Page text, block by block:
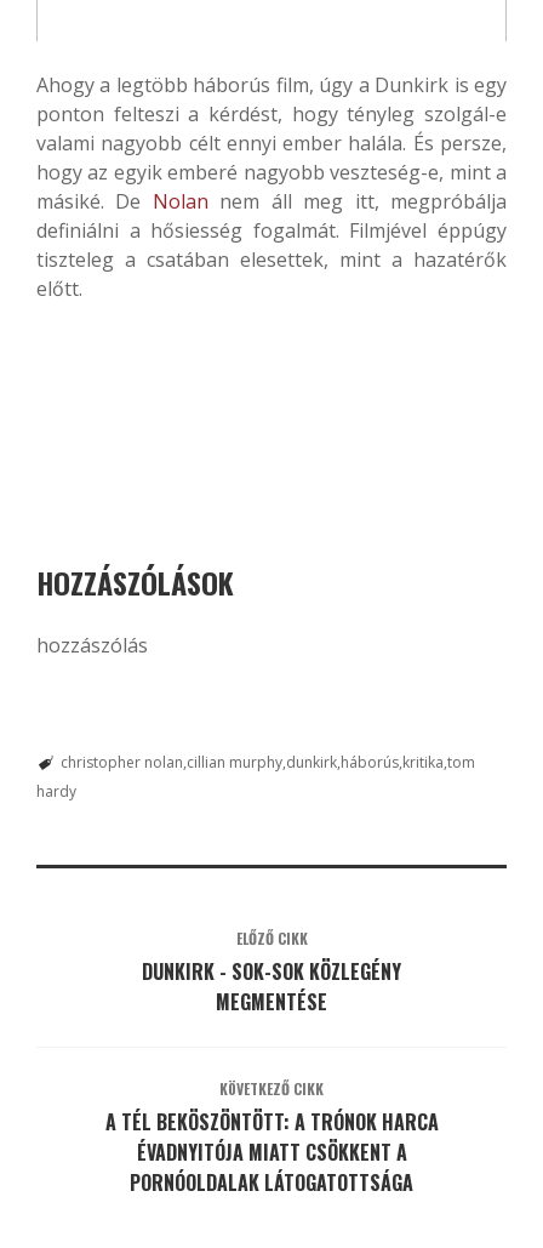
Ahogy a legtöbb háborús film, úgy a Dunkirk is egy
ponton felteszi a kérdést, hogy tényleg szolgál-e
valami nagyobb célt ennyi ember halála. És persze,
hogy az egyik emberé nagyobb veszteség-e, mint a
másiké. De Nolan nem áll meg itt, megpróbálja
definiálni a hősiesség fogalmát. Filmjével éppúgy
tiszteleg a csatában elesettek, mint a hazatérők
előtt.
HOZZÁSZÓLÁSOK
hozzászólás
christopher nolan cillian murphy dunkirk háborús kritika tom
hardy
ELŐZŐ CIKK
DUNKIRK - SOK-SOK KÖZLEGÉNY
MEGMENTÉSE
KÖVETKEZŐ CIKK
A TÉL BEKÖSZÖNTÖTT: A TRÓNOK HARCA
ÉVADNYITÓJA MIATT CSÖKKENT A
PORNÓOLDALAK LÁTOGATOTTSÁGA